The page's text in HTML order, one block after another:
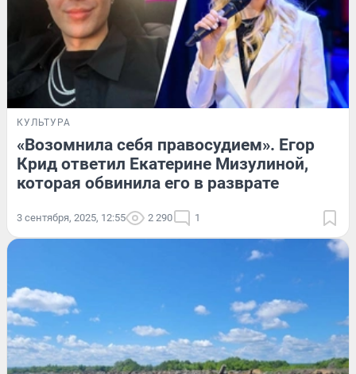
КУЛЬТУРА
«Возомнила себя правосудием». Егор
Крид ответил Екатерине Мизулиной,
которая обвинила его в разврате
3 сентября, 2025, 12:55 2 290 1